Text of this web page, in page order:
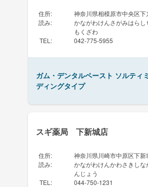
住所:
神奈川県相模原市中央区下
読み:
かながわけんさがみはらし
もくざわ
TEL : 042-775-5955
ガム・デンタルペースト ソルティ
ディングタイプ
スギ薬局 下新城店
住所:
神奈川県川崎市中原区下新
読み:
かながわけんかわさきしな
んじょう
TEL : 044-750-1231